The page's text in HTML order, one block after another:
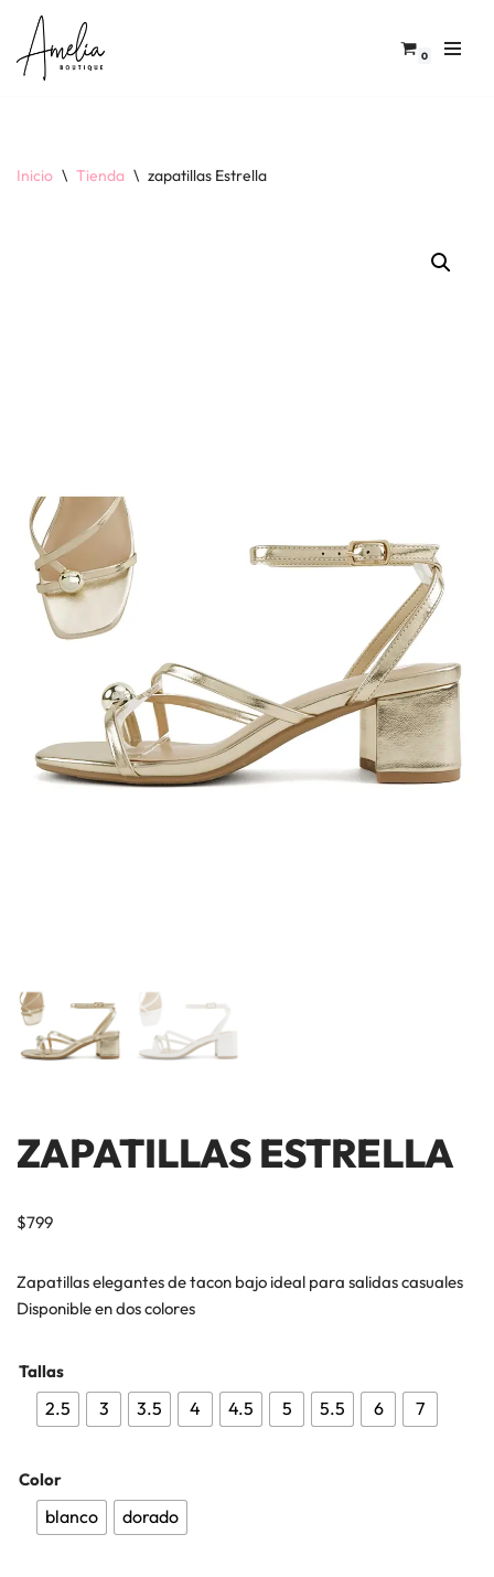
Saltar
0
Inicio \ Tienda \ zapatillas Estrella
ZAPATILLAS ESTRELLA
$799
Zapatillas elegantes de tacon bajo ideal para salidas casuales
Disponible en dos colores
Tallas
2.5 3 3.5 4 4.5 5 5.5 6 7
Color
blanco dorado